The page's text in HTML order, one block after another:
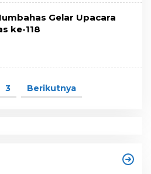
Gelar Upacara
ke-118
3 Berikutnya